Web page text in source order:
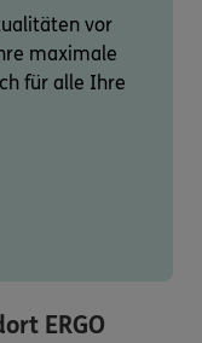
vor
maximale
für alle Ihre
ERGO